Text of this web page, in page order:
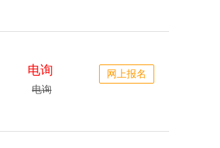
网上报名
电询
电询